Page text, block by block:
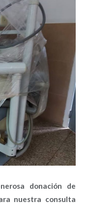
donación de
nuestra consulta